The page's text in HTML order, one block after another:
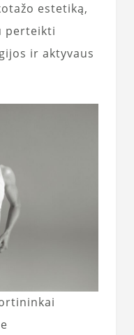
estetiką,
perteikti
ir aktyvaus